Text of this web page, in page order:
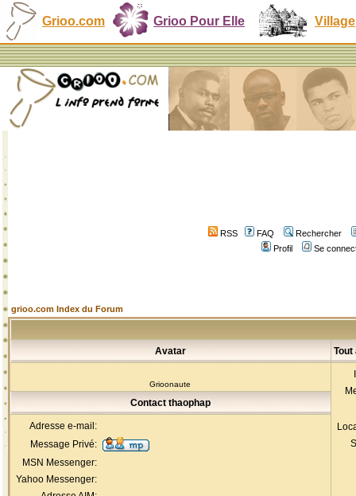
Grioo.com Grioo Pour Elle Village
RSS FAQ
Rechercher
Profil
Se
grioo.com Index du Forum
Avatar Tout
Grioonaute
Contact thaophap
Adresse e-mail:
Message Privé:
MSN Messenger:
Yahoo Messenger: